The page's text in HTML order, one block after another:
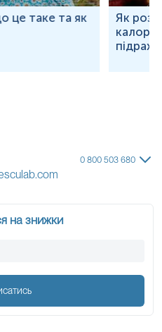
це таке та як
Як
0 800 503 680
на знижки